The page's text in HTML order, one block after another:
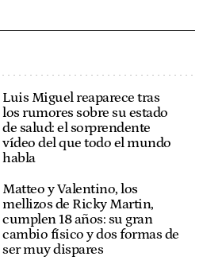
Luis Miguel reaparece tras
los rumores sobre su estado
de salud: el sorprendente
vídeo del que todo el mundo
habla
Matteo y Valentino, los
mellizos de Ricky Martin,
cumplen 18 años: su gran
cambio físico y dos formas de
ser muy dispares